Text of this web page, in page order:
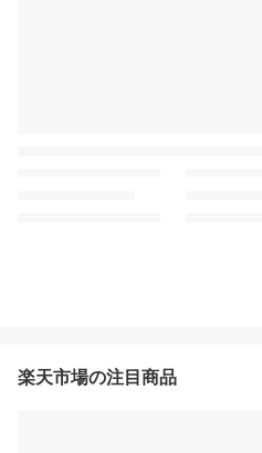
楽天市場の注目商品